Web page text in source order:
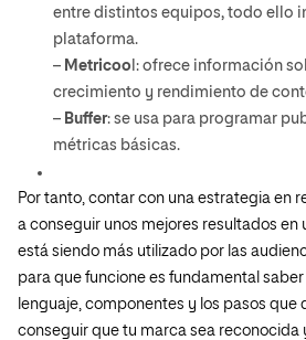
entre distintos equipos, todo ello
plataforma.
– Metricoo l: ofrece información
crecimiento y rendimiento de
– Buffer: se usa para programar
métricas básicas.
Por tanto, contar con una estrategia en
a conseguir unos mejores resultados en
está siendo más utilizado por las
para que funcione es fundamental
lenguaje, componentes y los pasos que
conseguir que tu marca sea reconocida